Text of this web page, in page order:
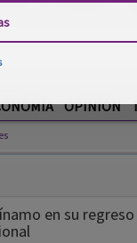
OPINIÓN
en su regreso